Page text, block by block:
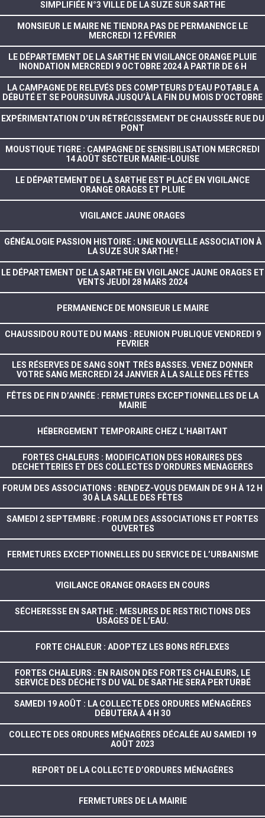
SIMPLIFIÉE N°3 VILLE DE LA SUZE SUR SARTHE
MONSIEUR LE MAIRE NE TIENDRA PAS DE PERMANENCE LE
MERCREDI 12 FÉVRIER
LE DÉPARTEMENT DE LA SARTHE EN VIGILANCE ORANGE PLUIE
INONDATION MERCREDI 9 OCTOBRE 2024 À PARTIR DE 6 H
LA CAMPAGNE DE RELEVÉS DES COMPTEURS D’EAU POTABLE A
DÉBUTÉ ET SE POURSUIVRA JUSQU’À LA FIN DU MOIS D’OCTOBRE
EXPÉRIMENTATION D’UN RÉTRÉCISSEMENT DE CHAUSSÉE RUE DU
PONT
MOUSTIQUE TIGRE : CAMPAGNE DE SENSIBILISATION MERCREDI
14 AOÛT SECTEUR MARIE-LOUISE
LE DÉPARTEMENT DE LA SARTHE EST PLACÉ EN VIGILANCE
ORANGE ORAGES ET PLUIE
VIGILANCE JAUNE ORAGES
GÉNÉALOGIE PASSION HISTOIRE : UNE NOUVELLE ASSOCIATION À
LA SUZE SUR SARTHE !
LE DÉPARTEMENT DE LA SARTHE EN VIGILANCE JAUNE ORAGES ET
VENTS JEUDI 28 MARS 2024
PERMANENCE DE MONSIEUR LE MAIRE
CHAUSSIDOU ROUTE DU MANS : REUNION PUBLIQUE VENDREDI 9
FEVRIER
LES RÉSERVES DE SANG SONT TRÈS BASSES. VENEZ DONNER
VOTRE SANG MERCREDI 24 JANVIER À LA SALLE DES FÊTES
FÊTES DE FIN D’ANNÉE : FERMETURES EXCEPTIONNELLES DE LA
MAIRIE
HÉBERGEMENT TEMPORAIRE CHEZ L’HABITANT
FORTES CHALEURS : MODIFICATION DES HORAIRES DES
DECHETTERIES ET DES COLLECTES D’ORDURES MENAGERES
FORUM DES ASSOCIATIONS : RENDEZ-VOUS DEMAIN DE 9 H À 12 H
30 À LA SALLE DES FÊTES
SAMEDI 2 SEPTEMBRE : FORUM DES ASSOCIATIONS ET PORTES
OUVERTES
FERMETURES EXCEPTIONNELLES DU SERVICE DE L’URBANISME
VIGILANCE ORANGE ORAGES EN COURS
SÉCHERESSE EN SARTHE : MESURES DE RESTRICTIONS DES
USAGES DE L’EAU.
FORTE CHALEUR : ADOPTEZ LES BONS RÉFLEXES
FORTES CHALEURS : EN RAISON DES FORTES CHALEURS, LE
SERVICE DES DÉCHETS DU VAL DE SARTHE SERA PERTURBÉ
SAMEDI 19 AOÛT : LA COLLECTE DES ORDURES MÉNAGÈRES
DÉBUTERA À 4 H 30
COLLECTE DES ORDURES MÉNAGÈRES DÉCALÉE AU SAMEDI 19
AOÛT 2023
REPORT DE LA COLLECTE D’ORDURES MÉNAGÈRES
FERMETURES DE LA MAIRIE